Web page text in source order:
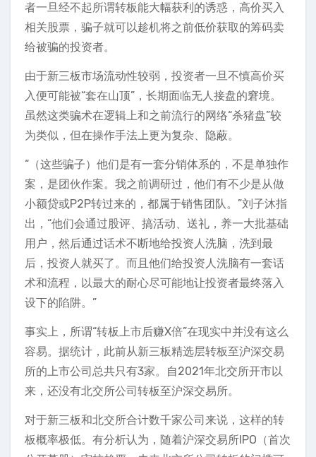
者一旦经不起所谓转板能大幅获利的诱惑，高价买入
相关股票，骗子就可以趁机将之前低价获取的筹码卖
给被骗的投资者。
由于新三板市场流动性较弱，投资者一旦不慎高价买
入便可能被“套在山顶”，长期面临无人接盘的窘境。
虽然这类骗术在逻辑上和之前流行的网络“杀猪盘”较
为类似，但在操作手法上更为复杂、隐蔽。
“（这些骗子）他们是有一套分销体系的，不是单独作
案，是团伙作案。我之前调研过，他们有不少是从做
小额贷或P2P转过来的，都属于销售团队。”刘子沐指
出，“他们会通过股评、搞活动、送礼，养一大批基础
用户，然后通过话术不断地给投资人洗脑，洗到最
后，投资人就买了。而且他们给投资人洗脑有一套话
术和流程，以最大的耐心尽可能地让投资者最终落入
设下的陷阱。”
事实上，所谓“转板上市后赚X倍”在现实中并没有这么
容易。据统计，此前从新三板精选层转板至沪深交易
所的上市公司总共只有3家。自2021年北交所开市以
来，还没有北交所公司转板至沪深交易所。
对于新三板和北交所合计数千家公司来说，这样的转
板概率极低。有分析认为，随着沪深交易所IPO（首次